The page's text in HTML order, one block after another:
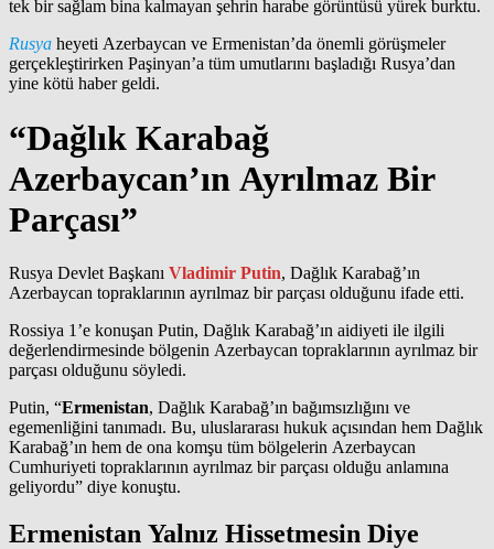
tek bir sağlam bina kalmayan şehrin harabe görüntüsü yürek burktu.
Rusya heyeti Azerbaycan ve Ermenistan’da önemli görüşmeler
gerçekleştirirken Paşinyan’a tüm umutlarını başladığı Rusya’dan
yine kötü haber geldi.
“Dağlık Karabağ
Azerbaycan’ın Ayrılmaz Bir
Parçası”
Rusya Devlet Başkanı Vladimir Putin, Dağlık Karabağ’ın
Azerbaycan topraklarının ayrılmaz bir parçası olduğunu ifade etti.
Rossiya 1’e konuşan Putin, Dağlık Karabağ’ın aidiyeti ile ilgili
değerlendirmesinde bölgenin Azerbaycan topraklarının ayrılmaz bir
parçası olduğunu söyledi.
Putin, “Ermenistan, Dağlık Karabağ’ın bağımsızlığını ve
egemenliğini tanımadı. Bu, uluslararası hukuk açısından hem Dağlık
Karabağ’ın hem de ona komşu tüm bölgelerin Azerbaycan
Cumhuriyeti topraklarının ayrılmaz bir parçası olduğu anlamına
geliyordu” diye konuştu.
Ermenistan Yalnız Hissetmesin Diye